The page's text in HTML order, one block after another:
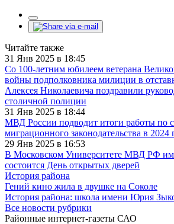
Читайте также
31 Янв 2025 в 18:45
Со 100-летним юбилеем ветерана
войны подполковника милиции в
Алексея Николаевича поздравили
столичной полиции
31 Янв 2025 в 18:44
МВД России подводит итоги работы по
миграционного законодательства в 2024
29 Янв 2025 в 16:53
В Московском Университете МВД РФ
состоится День открытых дверей
История района
Гений кино жила в двушке на Соколе
История района: школа имени Юрия
Все новости рубрики
Районные интернет-газеты САО